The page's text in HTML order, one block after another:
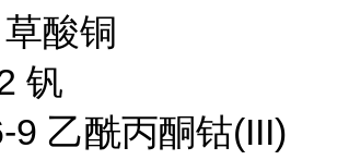
酸铜
钒
9 乙酰丙酮钴(III)